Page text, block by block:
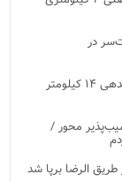
بخش دشت‌سر در
چالوس آماده جهشی تازه در مسیر توسعه/ از ساماندهی ۱۴ کیلومتر
محور /